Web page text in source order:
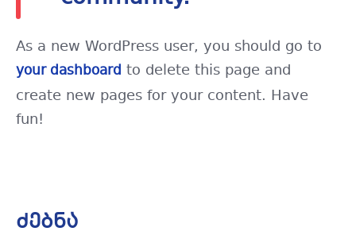
As a new WordPress user, you should go to
your dashboard to delete this page and
create new pages for your content. Have
fun!
ძებნა